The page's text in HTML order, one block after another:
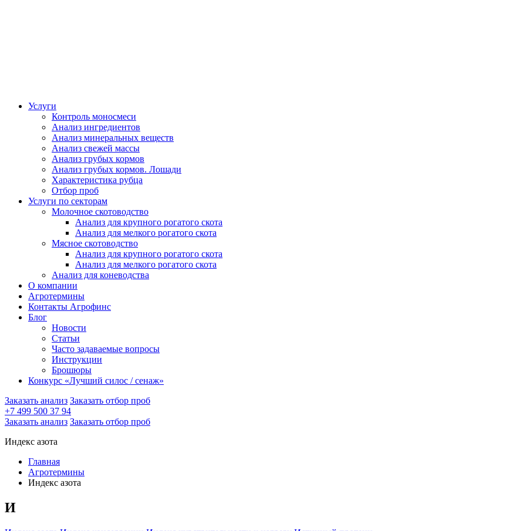
Услуги
Контроль моносмеси
Анализ ингредиентов
Анализ минеральных веществ
Анализ свежей массы
Анализ грубых кормов
Анализ грубых кормов. Лошади
Характеристика рубца
Отбор проб
Услуги по секторам
Молочное скотоводство
Анализ для крупного рогатого скота
Анализ для мелкого рогатого скота
Мясное скотоводство
Анализ для крупного рогатого скота
Анализ для мелкого рогатого скота
Анализ для коневодства
О компании
Агротермины
Контакты Агрофинс
Блог
Новости
Статьи
Часто задаваемые вопросы
Инструкции
Брошюры
Конкурс «Лучший силос / сенаж»
Заказать анализ Заказать отбор проб
+7 499 500 37 94
Заказать анализ Заказать отбор проб
Индекс азота
Главная
Агротермины
Индекс азота
И